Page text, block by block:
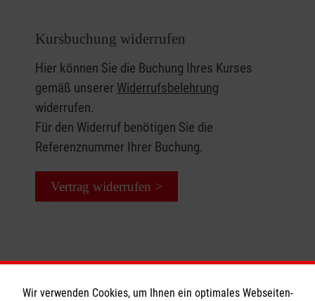
schöpfen.
Kursbuchung widerrufen
Hier können Sie die Buchung Ihres Kurses
gemäß unserer Widerrufsbelehrung
widerrufen.
Für den Widerruf benötigen Sie die
Referenznummer Ihrer Buchung.
Vertrag widerrufen >
Wir verwenden Cookies, um Ihnen ein optimales Webseiten-